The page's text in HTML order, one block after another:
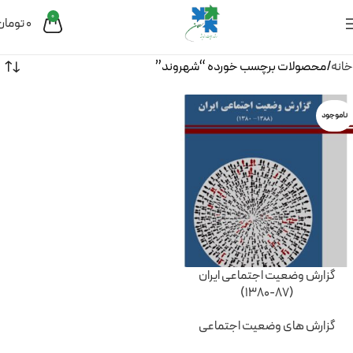
0
0
خانه محصولات برچسب خورده “شهروند”
ناموجود
گزارش وضعیت اجتماعی ایران
(87-1380)
گزارش های وضعیت اجتماعی